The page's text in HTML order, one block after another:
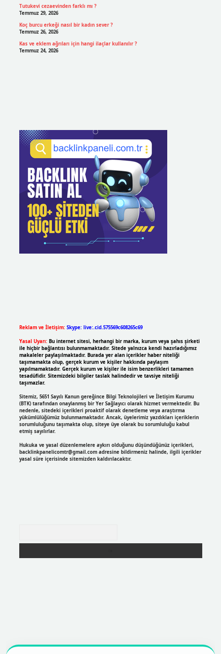
Tutukevi cezaevinden farklı mı ?
Temmuz 29, 2026
Koç burcu erkeği nasıl bir kadın sever ?
Temmuz 26, 2026
Kas ve eklem ağrıları için hangi ilaçlar kullanılır ?
Temmuz 24, 2026
Reklam ve İletişim: Skype: live:.cid.575569c608265c69
Yasal Uyarı: Bu internet sitesi, herhangi bir marka, kurum veya şahıs şirketi
ile hiçbir bağlantısı bulunmamaktadır. Sitede yalnızca kendi hazırladığımız
makaleler paylaşılmaktadır. Burada yer alan içerikler haber niteliği
taşımamakta olup, gerçek kurum ve kişiler hakkında paylaşım
yapılmamaktadır. Gerçek kurum ve kişiler ile isim benzerlikleri tamamen
tesadüfidir. Sitemizdeki bilgiler taslak halindedir ve tavsiye niteliği
taşımazlar.
Sitemiz, 5651 Sayılı Kanun gereğince Bilgi Teknolojileri ve İletişim Kurumu
(BTK) tarafından onaylanmış bir Yer Sağlayıcı olarak hizmet vermektedir. Bu
nedenle, sitedeki içerikleri proaktif olarak denetleme veya araştırma
yükümlülüğümüz bulunmamaktadır. Ancak, üyelerimiz yazdıkları içeriklerin
sorumluluğunu taşımakta olup, siteye üye olarak bu sorumluluğu kabul
etmiş sayılırlar.
Hukuka ve yasal düzenlemelere aykırı olduğunu düşündüğünüz içerikleri,
backlinkpanelicomtr@gmail.comadresine bildirmeniz halinde, ilgili içerikler
yasal süre içerisinde sitemizden kaldırılacaktır.